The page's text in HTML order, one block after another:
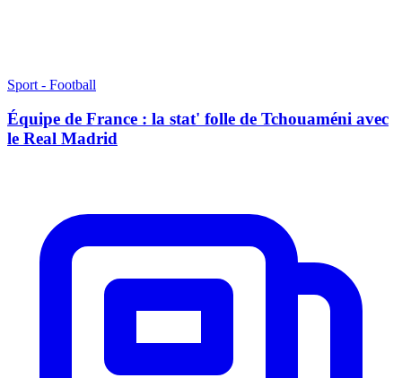
Sport - Football
Équipe de France : la stat' folle de Tchouaméni avec
le Real Madrid